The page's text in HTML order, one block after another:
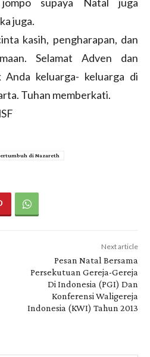
juga.
kasih, pengharapan, dan
Selamat Adven dan
keluarga- keluarga di
Tuhan memberkati.
di Nazareth
Next article
Pesan Natal Bersama
Persekutuan Gereja-Gereja
Di Indonesia (PGI) Dan
Konferensi Waligereja
Indonesia (KWI) Tahun 2013